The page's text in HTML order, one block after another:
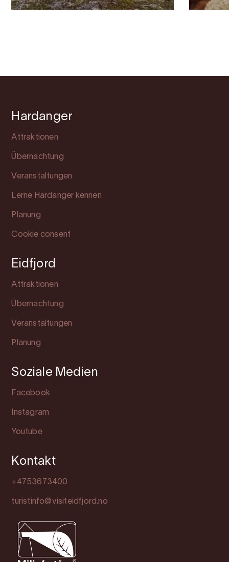
Hardanger
Attraktionen
Übernachtung
Veranstaltungen
Lerne Hardanger kennen
Planung
Cookie consent
Eidfjord
Attraktionen
Übernachtung
Veranstaltungen
Planung
Soziale Medien
Facebook
Instagram
Youtube
Kontakt
+4753673400
turistinfo@visiteidfjord.no